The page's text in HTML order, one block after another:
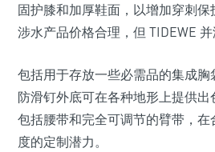
固护膝和加厚鞋面，以增加穿刺
涉水产品价格合理，但 TIDEWE 并
包括用于存放一些必需品的集成
防滑钉外底可在各种地形上提供
包括腰带和完全可调节的臂带，
度的定制潜力。